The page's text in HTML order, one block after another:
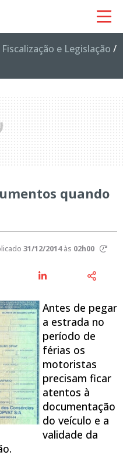
Fiscalização e Legislação /
quando
31/12/2014às 02h00
Antes de pegar
a estrada no
período de
férias os
motoristas
precisam ficar
atentos à
documentação
do veículo e a
validade da